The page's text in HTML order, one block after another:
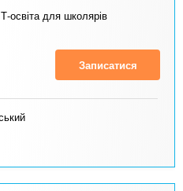
освіта для школярів
Записатися